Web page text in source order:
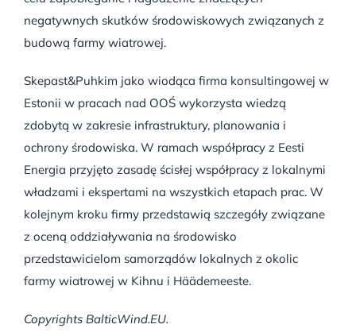
negatywnych skutków środowiskowych związanych z
budową farmy wiatrowej.
Skepast&Puhkim jako wiodąca firma konsultingowej w
Estonii w pracach nad OOŚ wykorzysta wiedzą
zdobytą w zakresie infrastruktury, planowania i
ochrony środowiska. W ramach współpracy z Eesti
Energia przyjęto zasadę ścisłej współpracy z lokalnymi
władzami i ekspertami na wszystkich etapach prac. W
kolejnym kroku firmy przedstawią szczegóły związane
z oceną oddziaływania na środowisko
przedstawicielom samorządów lokalnych z okolic
farmy wiatrowej w Kihnu i Häädemeeste.
Copyrights BalticWind.EU.